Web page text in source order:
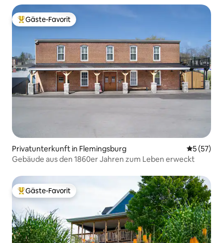
Beliebter Gäste-Favorit.
Gäste-Favorit
Privatunterkunft in Flemingsburg
5 (57)
Gebäude aus den 1860er Jahren zum Leben erweckt
Beliebter Gäste-Favorit.
Gäste-Favorit